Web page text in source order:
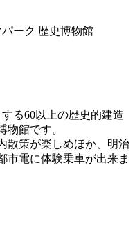
ーク 歴史博物館
る60以上の歴史的建造
物館です。
散策が楽しめほか、明治
市電に体験乗車が出来ま